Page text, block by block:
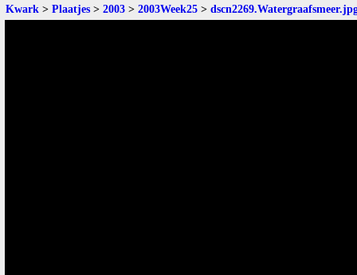
Kwark > Plaatjes > 2003 > 2003Week25 >